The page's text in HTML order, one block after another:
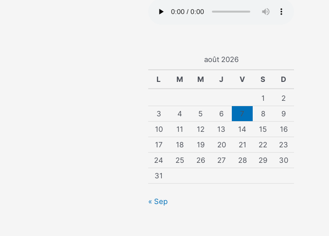
août 2026
L M M J V S D
1
2
3
4 5 6 7 8
9
10
11 12 13 14 15
16
17
18 19 20 21 22
23
24
25 26 27 28 29
30
31
« Sep